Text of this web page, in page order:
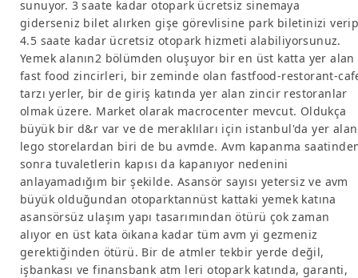
sunuyor. 3 saate kadar otopark ücretsiz sinemaya
giderseniz bilet alırken gişe görevlisine park biletinizi
4.5 saate kadar ücretsiz otopark hizmeti alabiliyorsunuz.
Yemek alanın2 bölümden oluşuyor bir en üst katta yer alan
fast food zincirleri, bir zeminde olan fastfood-restorant-
tarzı yerler, bir de giriş katında yer alan zincir restoranlar
olmak üzere. Market olarak macrocenter mevcut. Oldukça
büyük bir d&r var ve de meraklıları için istanbul'da yer alan
lego storelardan biri de bu avmde. Avm kapanma
sonra tuvaletlerin kapısı da kapanıyor nedenini
anlayamadığım bir şekilde. Asansör sayısı yetersiz ve avm
büyük olduğundan otoparktannüst kattaki yemek katına
asansörsüz ulaşım yapı tasarımından ötürü çok zaman
alıyor en üst kata öıkana kadar tüm avm yi gezmeniz
gerektiğinden ötürü. Bir de atmler tekbir yerde değil,
işbankası ve finansbank atm leri otopark katında, garanti,